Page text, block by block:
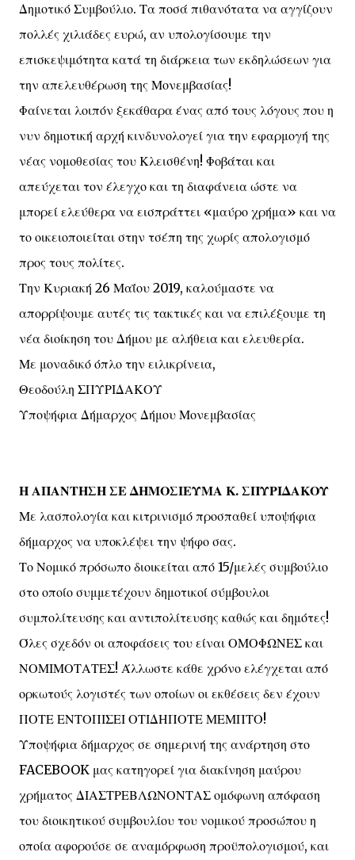
Δημοτικό Συμβούλιο. Τα ποσά πιθανότατα να αγγίζουν
πολλές χιλιάδες ευρώ, αν υπολογίσουμε την
επισκεψιμότητα κατά τη διάρκεια των εκδηλώσεων για
την απελευθέρωση της Μονεμβασίας!
Φαίνεται λοιπόν ξεκάθαρα ένας από τους λόγους που η
νυν δημοτική αρχή κινδυνολογεί για την εφαρμογή της
νέας νομοθεσίας του Κλεισθένη! Φοβάται και
απεύχεται τον έλεγχο και τη διαφάνεια ώστε να
μπορεί ελεύθερα να εισπράττει «μαύρο χρήμα» και να
το οικειοποιείται στην τσέπη της χωρίς απολογισμό
προς τους πολίτες.
Την Κυριακή 26 Μαΐου 2019, καλούμαστε να
απορρίψουμε αυτές τις τακτικές και να επιλέξουμε τη
νέα διοίκηση του Δήμου με αλήθεια και ελευθερία.
Με μοναδικό όπλο την ειλικρίνεια,
Θεοδούλη ΣΠΥΡΙΔΑΚΟΥ
Υποψήφια Δήμαρχος Δήμου Μονεμβασίας
Η ΑΠΑΝΤΗΣΗ ΣΕ ΔΗΜΟΣΙΕΥΜΑ Κ. ΣΠΥΡΙΔΑΚΟΥ
Με λασπολογία και κιτρινισμό προσπαθεί υποψήφια
δήμαρχος να υποκλέψει την ψήφο σας.
Το Νομικό πρόσωπο διοικείται από 15/μελές συμβούλιο
στο οποίο συμμετέχουν δημοτικοί σύμβουλοι
συμπολίτευσης και αντιπολίτευσης καθώς και δημότες!
Όλες σχεδόν οι αποφάσεις του είναι ΟΜΟΦΩΝΕΣ και
ΝΟΜΙΜΟΤΑΤΕΣ! Άλλωστε κάθε χρόνο ελέγχεται από
ορκωτούς λογιστές των οποίων οι εκθέσεις δεν έχουν
ΠΟΤΕ ΕΝΤΟΠΙΣΕΙ ΟΤΙΔΗΠΟΤΕ ΜΕΜΠΤΟ!
Υποψήφια δήμαρχος σε σημερινή της ανάρτηση στο
FACEBOOK μας κατηγορεί για διακίνηση μαύρου
χρήματος ΔΙΑΣΤΡΕΒΛΩΝΟΝΤΑΣ ομόφωνη απόφαση
του διοικητικού συμβουλίου του νομικού προσώπου η
οποία αφορούσε σε αναμόρφωση προϋπολογισμού, και